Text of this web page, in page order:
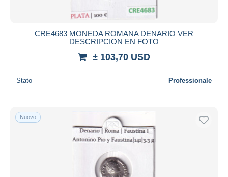
CRE4683 MONEDA ROMANA DENARIO VER
DESCRIPCION EN FOTO
± 103,70 USD
Stato Professionale
Nuovo